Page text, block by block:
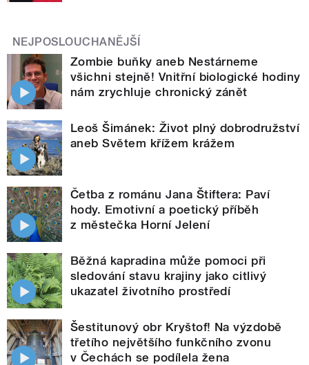
NEJPOSLOUCHANĚJŠÍ
Zombie buňky aneb Nestárneme
všichni stejně! Vnitřní biologické hodiny
nám zrychluje chronický zánět
Leoš Šimánek: Život plný dobrodružství
aneb Světem křížem krážem
Četba z románu Jana Štiftera: Paví
hody. Emotivní a poetický příběh
z městečka Horní Jelení
Běžná kapradina může pomoci při
sledování stavu krajiny jako citlivý
ukazatel životního prostředí
Šestitunový obr Kryštof! Na výzdobě
třetího největšího funkčního zvonu
v Čechách se podílela žena